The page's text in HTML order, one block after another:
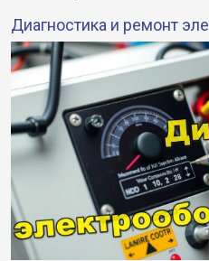
Диагностика и ремонт